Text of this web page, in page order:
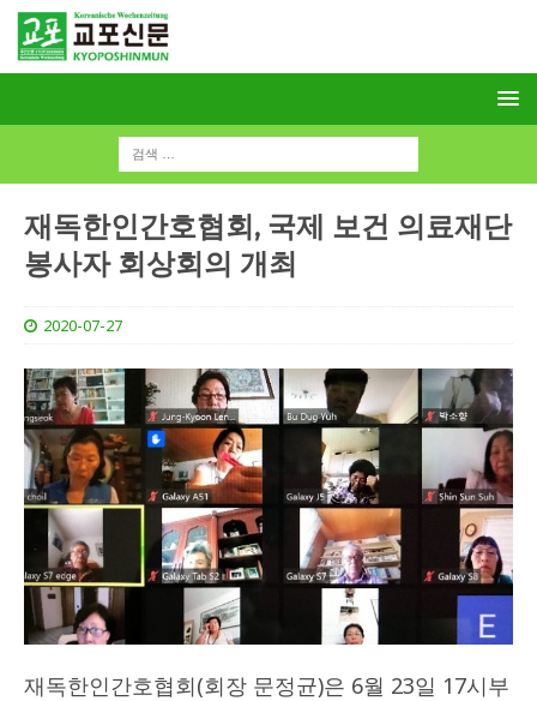
재독한인간호협회, 국제 보건 의료재단
봉사자 회상회의 개최
2020-07-27
재독한인간호협회(회장 문정균)은 6월 23일 17시부